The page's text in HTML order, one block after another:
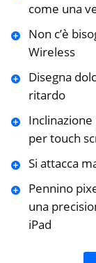
come una
Non c’è
Wireless
Disegna
ritardo
per touch
Si attacca
Pennino
una
iPad